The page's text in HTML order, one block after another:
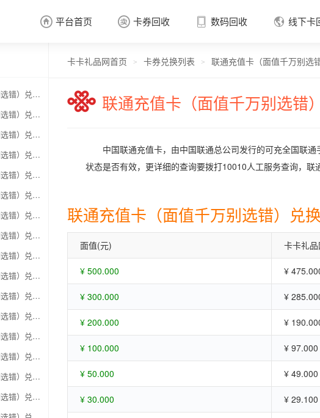
 平台首页  卡券回收
 卡券回收
 数码回收  线下卡
联通充值卡（面值千万别选错）兑换京东E卡
联通充值卡（面值千万别选错）兑换中石化加油卡
联通充值卡（面值千万别选错）兑换移动充值卡（面值千万别选错）
联通充值卡（面值千万别选错）兑换电信充值卡（面值千万别选错）
联通充值卡（面值千万别选错）兑换京东钢镚
联通充值卡（面值千万别选错）兑换中石化加油卡无卡号（面值千万别选错）
联通充值卡（面值千万别选错）兑换中石油全国充值卡
联通充值卡（面值千万别选错）兑换京东领货码
联通充值卡（面值千万别选错）兑换京东超市卡
联通充值卡（面值千万别选错）兑换苏宁易购礼品卡
联通充值卡（面值千万别选错）兑换骏网一卡通
联通充值卡（面值千万别选错）兑换骏网乐充
联通充值卡（面值千万别选错）兑换汇元智付卡
联通充值卡（面值千万别选错）兑换携程任我行
联通充值卡（面值千万别选错）兑换中欣卡(中欣通卡)
联通充值卡（面值千万别选错）兑换盛大一卡通
卡卡礼品网首页 > 卡券兑换列表 > 联通充值卡（面值千万别选
联通充值卡（面值千万别选错）
中国联通充值卡，由中国联通总公司发行的可充全国联
状态是否有效，更详细的查询要拨打10010人工服务查询，联
联通充值卡（面值千万别选错）兑
面值(元) 卡卡礼
¥ 500.000 ¥
¥ 300.000 ¥
¥ 200.000 ¥
¥ 100.000 ¥ 97.000
¥ 50.000 ¥ 49.000
¥ 30.000 ¥ 29.100